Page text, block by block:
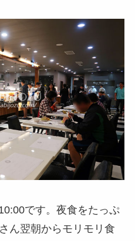
です。夜食をたっぷ
ん翌朝からモリモリ食